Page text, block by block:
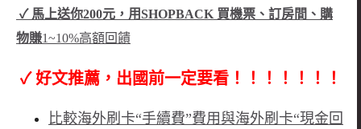
✓ 馬上送你200元，用SHOPBACK 買機票、訂房間、購
物賺1~10%高額回饋
✓ 好文推薦，出國前一定要看！！！！！！！
比較海外刷卡“手續費”費用與海外刷卡“現金回